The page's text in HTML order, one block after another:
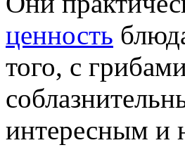
ценность
того, с
интересным